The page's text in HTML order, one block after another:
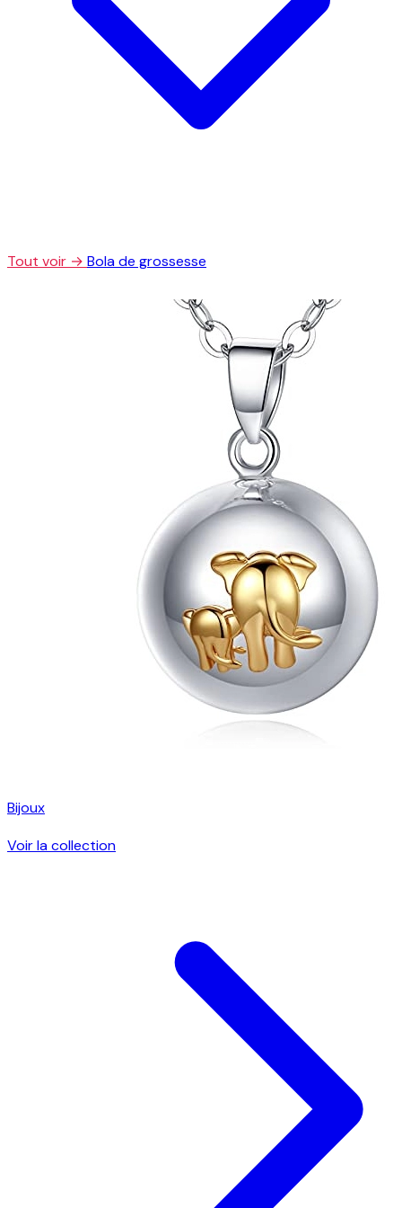
Tout voir → Bola de grossesse
Bijoux
Voir la collection